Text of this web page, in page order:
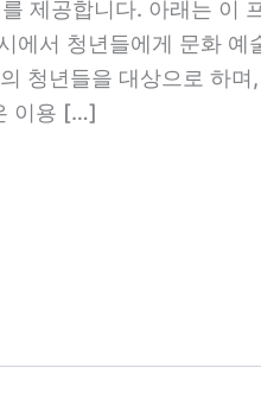
제공합니다. 아래는 이
에서 청년들에게 문화
청년들을 대상으로 하
이용 […]